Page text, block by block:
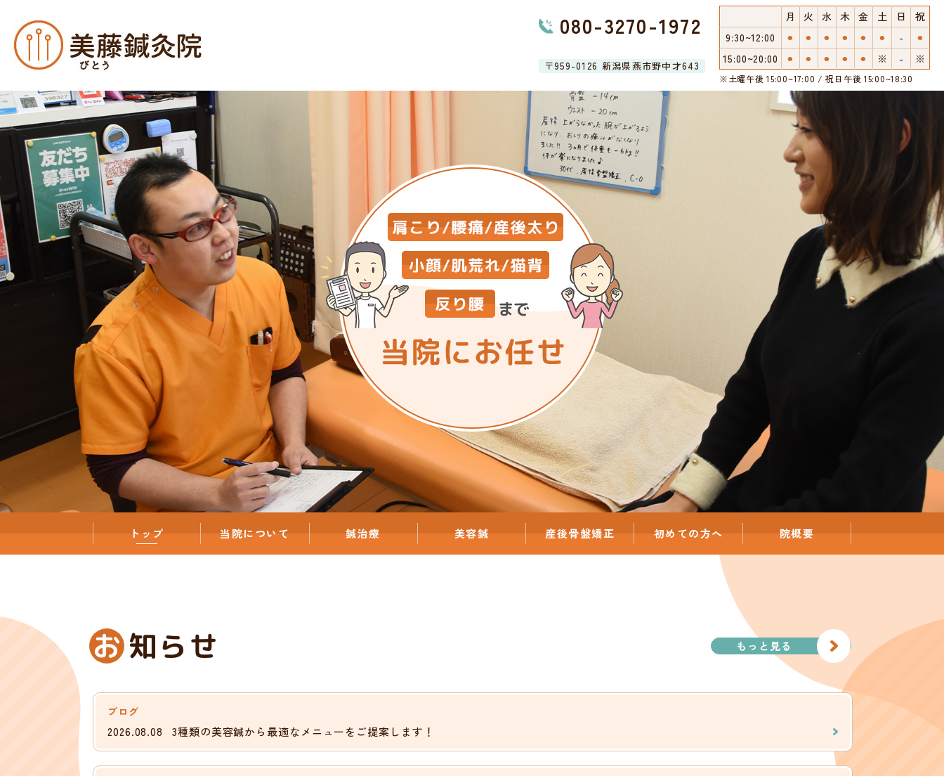
080-3270-1972
〒959-0126 新潟県燕市野中才643
月 火 水 木 金 土 日
祝
9:30~12:00
⚫︎ ⚫︎ ⚫︎ ⚫︎ ⚫︎ ⚫︎ -
⚫︎
15:00~20:00
⚫︎ ⚫︎ ⚫︎ ⚫︎ ⚫︎ ※ - ※
※土曜午後 15:00~17:00 / 祝日午後 15:00~18:30
トップ 当院について 鍼治療 美容鍼 産後骨盤矯正 初めての方へ 院概要
お知らせ もっと見る
ブログ
2026.08.08 3種類の美容鍼から最適なメニューをご提案します！